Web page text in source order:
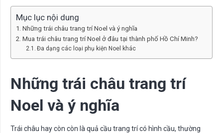
Mục lục nội dung
Những trái châu trang trí Noel và ý nghĩa
Mua trái châu trang trí Noel ở đâu tại thành phố Hồ Chí Minh?
Đa dạng các loại phụ kiện Noel khác
Những trái châu trang trí
Noel và ý nghĩa
Trái châu hay còn còn là quả cầu trang trí có hình cầu, thường